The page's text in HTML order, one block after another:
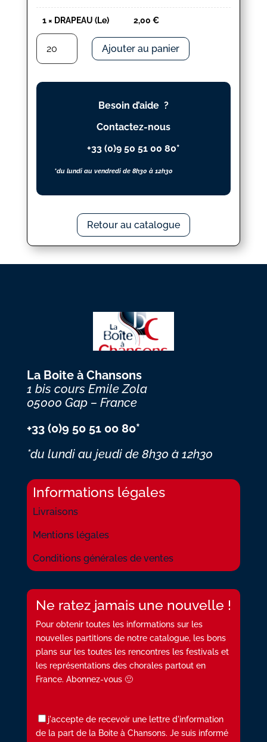
1× DRAPEAU (Le) 2,00 €
quantité
DRAPEAU
(Le)
Ajouter au panier
Besoin d’aide ?
Contactez-nous
+33 (0)9 50 51 00 80*
*du lundi au vendredi de 8h30 à 12h30
Retour au catalogue
La Boite à Chansons
1 bis cours Emile Zola
05000 Gap – France
+33 (0)9 50 51 00 80*
*du lundi au jeudi de 8h30 à 12h30
Informations légales
Livraisons
Mentions légales
Conditions générales de ventes
Ne ratez jamais une nouvelle !
Pour obtenir toutes les informations sur les
nouvelles partitions de notre catalogue, les bons
plans sur les toutes les rencontres les festivals et
les représentations des chorales partout en
France. Abonnez-vous 🙂
j'accepte de recevoir une lettre d'information
de la part de la Boite à Chansons. Je suis informé